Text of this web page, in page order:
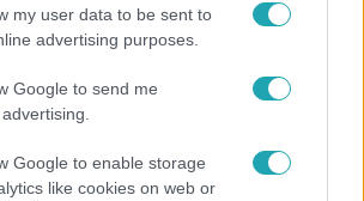
my user data to be sent to
advertising purposes.
Google to send me
Google to enable storage
like cookies on web or